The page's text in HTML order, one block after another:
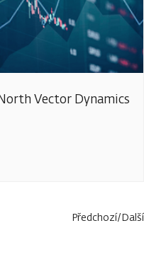
Vector Dynamics
Předchozí/Další